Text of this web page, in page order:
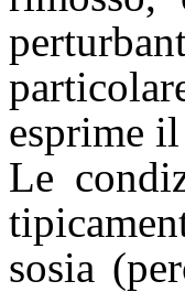
esprime
Le
sosia